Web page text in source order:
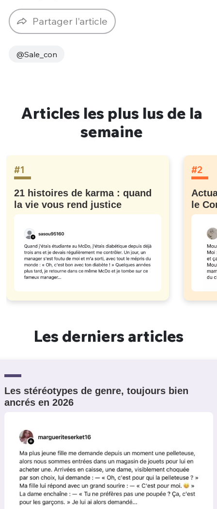
Partager l'article
@Sale_con
Articles les plus lus de la
semaine
#1
21 histoires de karma : quand
la vie vous rend justice
#2
le
Les derniers articles
Les stéréotypes de genre, toujours bien
ancrés en 2026